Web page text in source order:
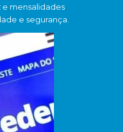
mensalidades
e segurança.